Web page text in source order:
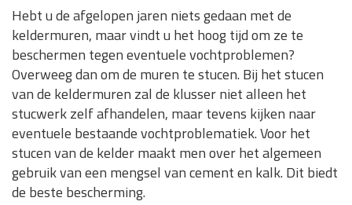
Hebt u de afgelopen jaren niets gedaan met de
keldermuren, maar vindt u het hoog tijd om ze te
beschermen tegen eventuele vochtproblemen?
Overweeg dan om de muren te stucen. Bij het stucen
van de keldermuren zal de klusser niet alleen het
stucwerk zelf afhandelen, maar tevens kijken naar
eventuele bestaande vochtproblematiek. Voor het
stucen van de kelder maakt men over het algemeen
gebruik van een mengsel van cement en kalk. Dit biedt
de beste bescherming.